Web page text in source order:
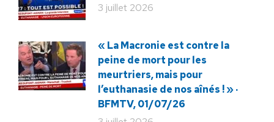
3 juillet 2026
« La Macronie est contre la
peine de mort pour les
meurtriers, mais pour
l’euthanasie de nos aînés ! » ·
BFMTV, 01/07/26